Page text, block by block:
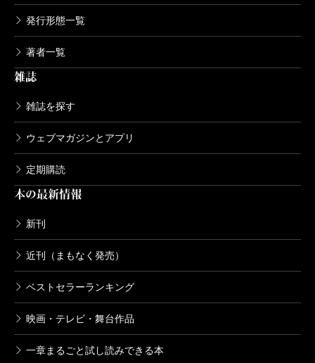
発行形態一覧
著者一覧
雑誌
雑誌を探す
ウェブマガジンとアプリ
定期購読
本の最新情報
新刊
近刊（まもなく発売）
ベストセラーランキング
映画・テレビ・舞台作品
一章まるごと試し読みできる本